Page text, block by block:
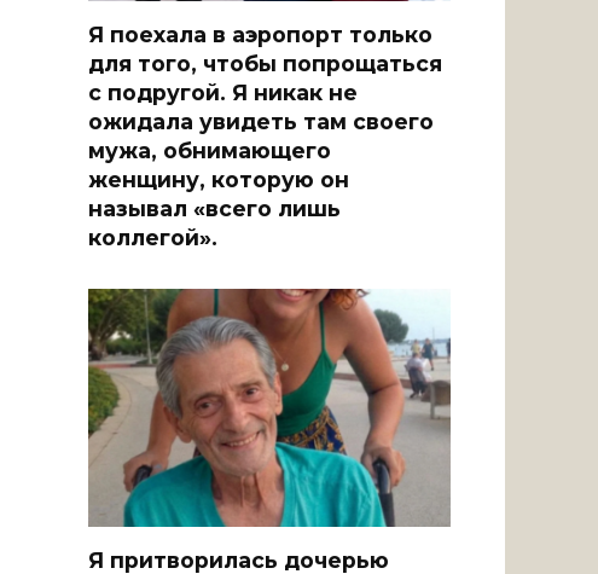
Я поехала в аэропорт только
для того, чтобы попрощаться
с подругой. Я никак не
ожидала увидеть там своего
мужа, обнимающего
женщину, которую он
называл «всего лишь
коллегой».
Я притворилась дочерью